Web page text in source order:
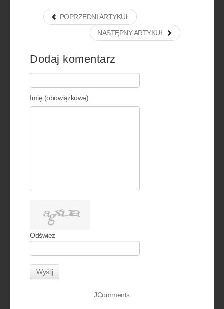
POPRZEDNI ARTYKUŁ
NASTĘPNY ARTYKUŁ
Dodaj komentarz
Imię (obowiązkowe)
Odśwież
Wyślij
JComments